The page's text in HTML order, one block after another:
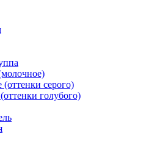
(оттенки серого)
голубого)